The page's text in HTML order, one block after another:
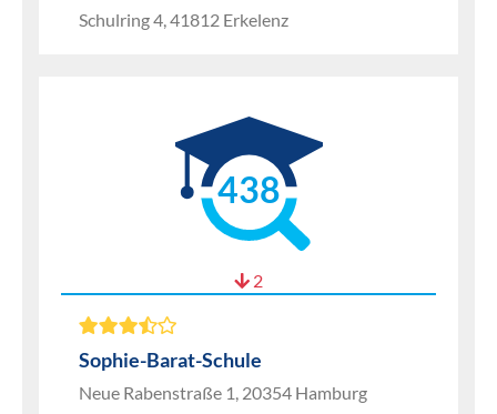
Schulring 4, 41812 Erkelenz
438
2
Sophie-Barat-Schule
Neue Rabenstraße 1, 20354 Hamburg